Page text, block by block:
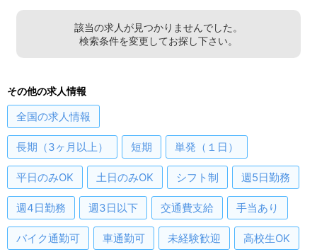
該当の求人が見つかりませんでした。
検索条件を変更してお探し下さい。
その他の求人情報
全国の求人情報
長期（3ヶ月以上） 短期 単発（１日）
平日のみOK 土日のみOK シフト制 週5日勤務
週4日勤務 週3日以下 交通費支給 手当あり
バイク通勤可 車通勤可 未経験歓迎 高校生OK